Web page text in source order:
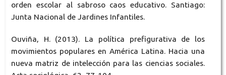
orden escolar al sabroso caos educativo. Santiago:
Junta Nacional de Jardines Infantiles.
Ouviña, H. (2013). La política prefigurativa de los
movimientos populares en América Latina. Hacia una
nueva matriz de intelección para las ciencias sociales.